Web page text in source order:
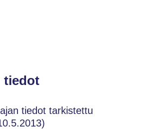
tiedot
tiedot tarkistettu